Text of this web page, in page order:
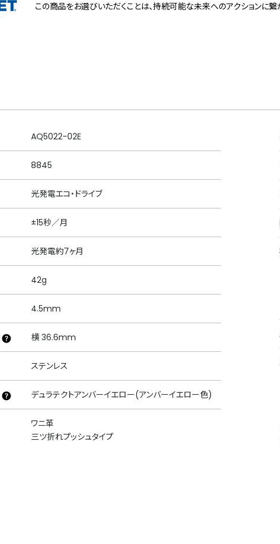
この商品をお選びいただくことは、持続可能な未来へのアクションに
AQ5022-02E
8845
光発電エコ・ドライブ
±15秒／月
光発電約7ヶ月
42g
4.5mm
横 36.6mm
ステンレス
デュラテクトアンバーイエロー(アンバーイエロー色)
ワニ革
三ツ折れプッシュタイプ